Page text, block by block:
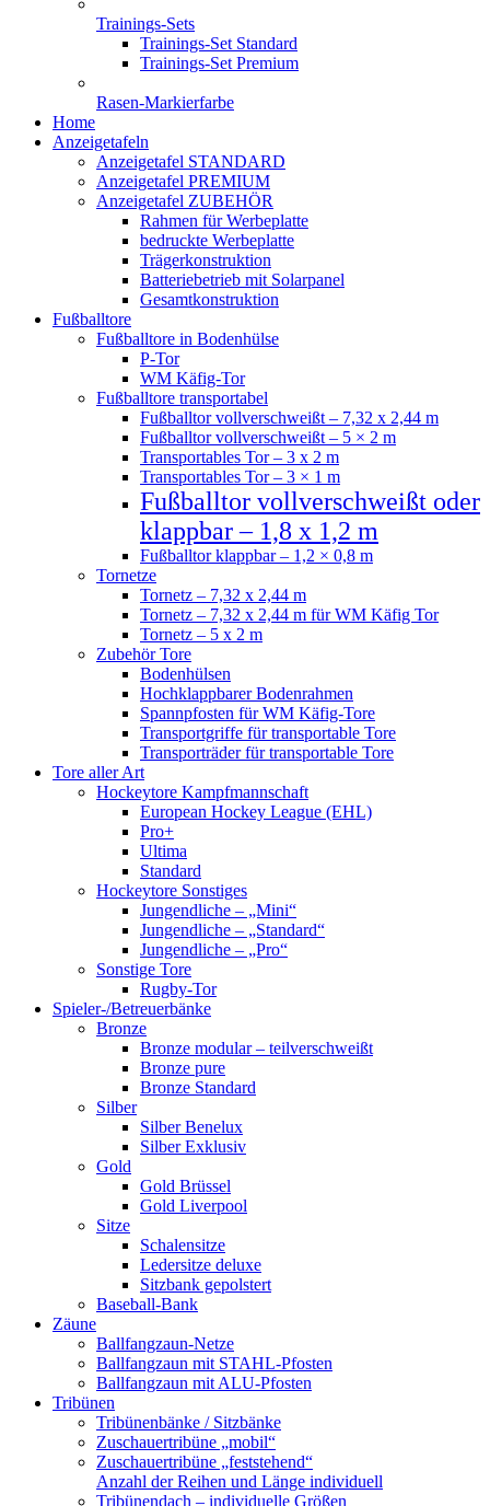
Trainings-Sets
Trainings-Set Standard
Trainings-Set Premium
Rasen-Markierfarbe
Home
Anzeigetafeln
Anzeigetafel STANDARD
Anzeigetafel PREMIUM
Anzeigetafel ZUBEHÖR
Rahmen für Werbeplatte
bedruckte Werbeplatte
Trägerkonstruktion
Batteriebetrieb mit Solarpanel
Gesamtkonstruktion
Fußballtore
Fußballtore in Bodenhülse
P-Tor
WM Käfig-Tor
Fußballtore transportabel
Fußballtor vollverschweißt – 7,32 x 2,44 m
Fußballtor vollverschweißt – 5 × 2 m
Transportables Tor – 3 x 2 m
Transportables Tor – 3 × 1 m
Fußballtor vollverschweißt oder
klappbar – 1,8 x 1,2 m
Fußballtor klappbar – 1,2 × 0,8 m
Tornetze
Tornetz – 7,32 x 2,44 m
Tornetz – 7,32 x 2,44 m für WM Käfig Tor
Tornetz – 5 x 2 m
Zubehör Tore
Bodenhülsen
Hochklappbarer Bodenrahmen
Spannpfosten für WM Käfig-Tore
Transportgriffe für transportable Tore
Transporträder für transportable Tore
Tore aller Art
Hockeytore Kampfmannschaft
European Hockey League (EHL)
Pro+
Ultima
Standard
Hockeytore Sonstiges
Jungendliche – „Mini“
Jungendliche – „Standard“
Jungendliche – „Pro“
Sonstige Tore
Rugby-Tor
Spieler-/Betreuerbänke
Bronze
Bronze modular – teilverschweißt
Bronze pure
Bronze Standard
Silber
Silber Benelux
Silber Exklusiv
Gold
Gold Brüssel
Gold Liverpool
Sitze
Schalensitze
Ledersitze deluxe
Sitzbank gepolstert
Baseball-Bank
Zäune
Ballfangzaun-Netze
Ballfangzaun mit STAHL-Pfosten
Ballfangzaun mit ALU-Pfosten
Tribünen
Tribünenbänke / Sitzbänke
Zuschauertribüne „mobil“
Zuschauertribüne „feststehend“
Anzahl der Reihen und Länge individuell
Tribünendach – individuelle Größen